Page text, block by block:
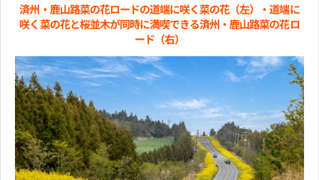
済州・鹿山路菜の花ロードの道端に咲く菜の花（左）・道端に
咲く菜の花と桜並木が同時に満喫できる済州・鹿山路菜の花ロ
ード（右）